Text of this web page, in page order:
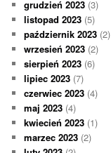
grudzień 2023 (3)
listopad 2023 (5)
październik 2023 (2)
wrzesień 2023 (2)
sierpień 2023 (6)
lipiec 2023 (7)
czerwiec 2023 (4)
maj 2023 (4)
kwiecień 2023 (1)
marzec 2023 (2)